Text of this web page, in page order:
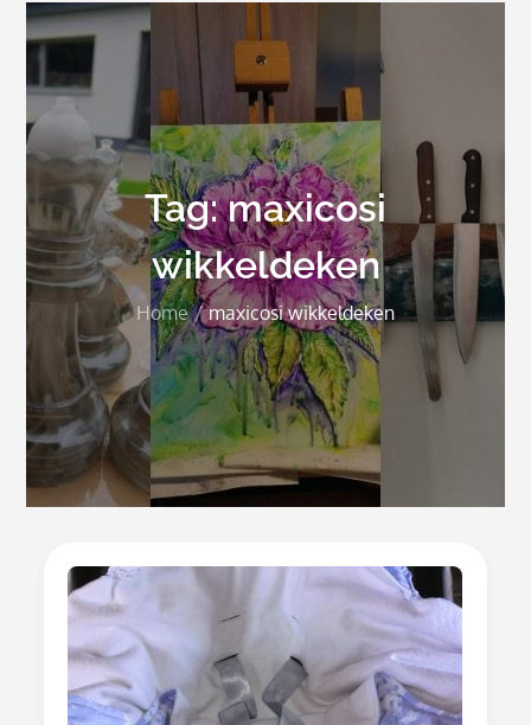
Tag:maxicosi
wikkeldeken
Home maxicosi wikkeldeken